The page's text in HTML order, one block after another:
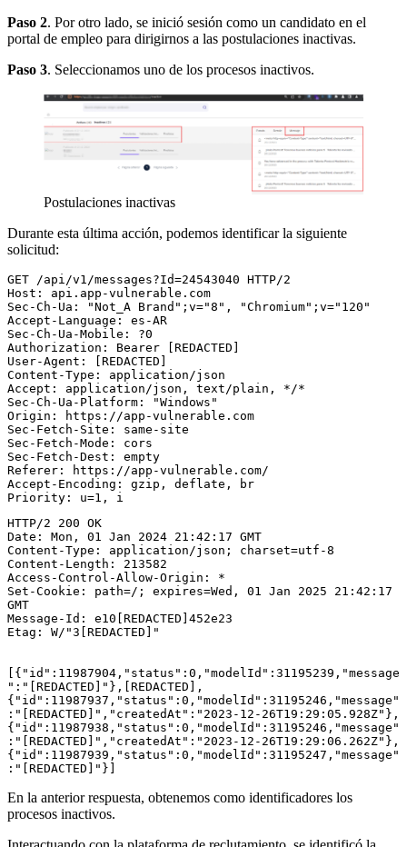
Paso 2. Por otro lado, se inició sesión como un candidato en el
portal de empleo para dirigirnos a las postulaciones inactivas.
Paso 3. Seleccionamos uno de los procesos inactivos.
Postulaciones inactivas
Durante esta última acción, podemos identificar la siguiente
solicitud:
GET /api/v1/messages?Id=24543040 HTTP/2
Host: api.app-vulnerable.com
Sec-Ch-Ua: "Not_A Brand";v="8", "Chromium";v="120"
Accept-Language: es-AR
Sec-Ch-Ua-Mobile: ?0
Authorization: Bearer [REDACTED]
User-Agent: [REDACTED]
Content-Type: application/json
Accept: application/json, text/plain, */*
Sec-Ch-Ua-Platform: "Windows"
Origin: https://app-vulnerable.com
Sec-Fetch-Site: same-site
Sec-Fetch-Mode: cors
Sec-Fetch-Dest: empty
Referer: https://app-vulnerable.com/
Accept-Encoding: gzip, deflate, br
Priority: u=1, i
HTTP/2 200 OK
Date: Mon, 01 Jan 2024 21:42:17 GMT
Content-Type: application/json; charset=utf-8
Content-Length: 213582
Access-Control-Allow-Origin: *
Set-Cookie: path=/; expires=Wed, 01 Jan 2025 21:42:17
GMT
Message-Id: e10[REDACTED]452e23
Etag: W/"3[REDACTED]"
[{"id":11987904,"status":0,"modelId":31195239,"message
":"[REDACTED]"},[REDACTED],
{"id":11987937,"status":0,"modelId":31195246,"message"
:"[REDACTED]","createdAt":"2023-12-26T19:29:05.928Z"},
{"id":11987938,"status":0,"modelId":31195246,"message"
:"[REDACTED]","createdAt":"2023-12-26T19:29:06.262Z"},
{"id":11987939,"status":0,"modelId":31195247,"message"
:"[REDACTED]"}]
En la anterior respuesta, obtenemos como identificadores los
procesos inactivos.